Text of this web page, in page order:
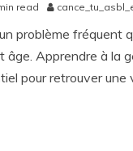
read
problème fréquent
âge. Apprendre à la
pour retrouver une